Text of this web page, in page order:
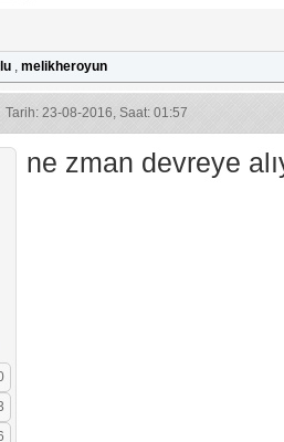
, melikheroyun
Tarih: 23-08-2016, Saat: 01:57
ne zman devreye